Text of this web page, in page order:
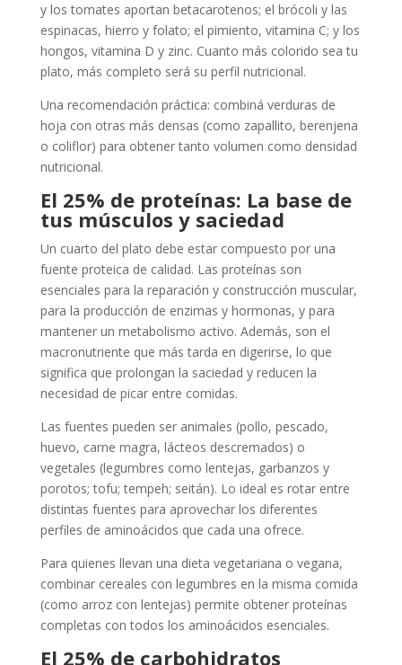
y los tomates aportan betacarotenos; el brócoli y las
espinacas, hierro y folato; el pimiento, vitamina C; y los
hongos, vitamina D y zinc. Cuanto más colorido sea tu
plato, más completo será su perfil nutricional.
Una recomendación práctica: combiná verduras de
hoja con otras más densas (como zapallito, berenjena
o coliflor) para obtener tanto volumen como densidad
nutricional.
El 25% de proteínas: La base de
tus músculos y saciedad
Un cuarto del plato debe estar compuesto por una
fuente proteica de calidad. Las proteínas son
esenciales para la reparación y construcción muscular,
para la producción de enzimas y hormonas, y para
mantener un metabolismo activo. Además, son el
macronutriente que más tarda en digerirse, lo que
significa que prolongan la saciedad y reducen la
necesidad de picar entre comidas.
Las fuentes pueden ser animales (pollo, pescado,
huevo, carne magra, lácteos descremados) o
vegetales (legumbres como lentejas, garbanzos y
porotos; tofu; tempeh; seitán). Lo ideal es rotar entre
distintas fuentes para aprovechar los diferentes
perfiles de aminoácidos que cada una ofrece.
Para quienes llevan una dieta vegetariana o vegana,
combinar cereales con legumbres en la misma comida
(como arroz con lentejas) permite obtener proteínas
completas con todos los aminoácidos esenciales.
El 25% de carbohidratos